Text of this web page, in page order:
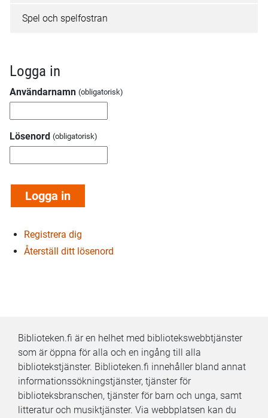
Spel och spelfostran
Logga in
Användarnamn
Lösenord
Registrera dig
Återställ ditt lösenord
Biblioteken.fi är en helhet med bibliotekswebbtjänster
som är öppna för alla och en ingång till alla
bibliotekstjänster. Biblioteken.fi innehåller bland annat
informationssökningstjänster, tjänster för
biblioteksbranschen, tjänster för barn och unga, samt
litteratur och musiktjänster. Via webbplatsen kan du